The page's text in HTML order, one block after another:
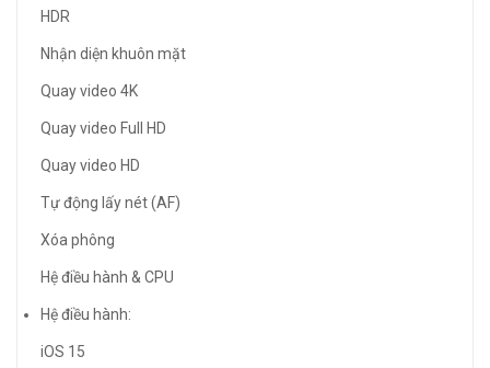
HDR
Nhận diện khuôn mặt
Quay video 4K
Quay video Full HD
Quay video HD
Tự động lấy nét (AF)
Xóa phông
Hệ điều hành & CPU
Hệ điều hành:
iOS 15